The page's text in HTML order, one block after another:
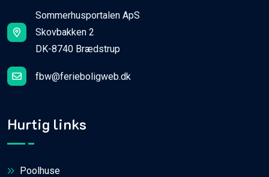
Sommerhusportalen ApS
Skovbakken 2
DK-8740 Brædstrup
fbw@ferieboligweb.dk
Hurtig links
Poolhuse